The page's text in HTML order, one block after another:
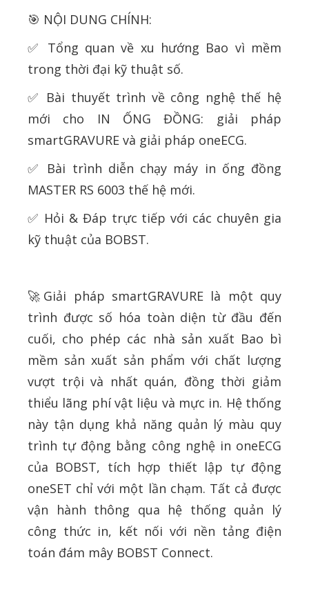
🎯 NỘI DUNG CHÍNH:
✅ Tổng quan về xu hướng Bao vì mềm
trong thời đại kỹ thuật số.
✅ Bài thuyết trình về công nghệ thế hệ
mới cho IN ỐNG ĐỒNG: giải pháp
smartGRAVURE và giải pháp oneECG.
✅ Bài trình diễn chạy máy in ống đồng
MASTER RS 6003 thế hệ mới.
✅ Hỏi & Đáp trực tiếp với các chuyên gia
kỹ thuật của BOBST.
🚀Giải pháp smartGRAVURE là một quy
trình được số hóa toàn diện từ đầu đến
cuối, cho phép các nhà sản xuất Bao bì
mềm sản xuất sản phẩm với chất lượng
vượt trội và nhất quán, đồng thời giảm
thiểu lãng phí vật liệu và mực in. Hệ thống
này tận dụng khả năng quản lý màu quy
trình tự động bằng công nghệ in oneECG
của BOBST, tích hợp thiết lập tự động
oneSET chỉ với một lần chạm. Tất cả được
vận hành thông qua hệ thống quản lý
công thức in, kết nối với nền tảng điện
toán đám mây BOBST Connect.